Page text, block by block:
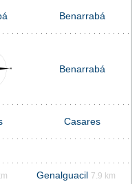
Benarrabá
Benarrabá
Casares
Genalguacil 7.9 km